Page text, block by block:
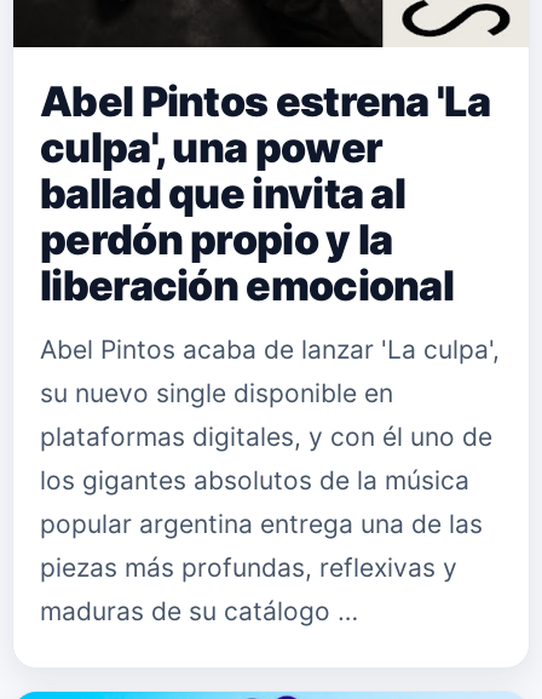
Abel Pintos estrena 'La
culpa', una power
ballad que invita al
perdón propio y la
liberación emocional
Abel Pintos acaba de lanzar 'La culpa',
su nuevo single disponible en
plataformas digitales, y con él uno de
los gigantes absolutos de la música
popular argentina entrega una de las
piezas más profundas, reflexivas y
maduras de su catálogo …